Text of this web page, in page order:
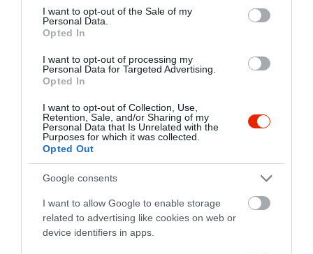
consent section.
I want to opt-out of the Sale of my
Personal Data.
Opted In
I want to opt-out of processing my
Personal Data for Targeted Advertising.
Opted In
I want to opt-out of Collection, Use,
Retention, Sale, and/or Sharing of my
Personal Data that Is Unrelated with the
Purposes for which it was collected.
Opted Out
Google consents
I want to allow Google to enable storage
related to advertising like cookies on web or
device identifiers in apps.